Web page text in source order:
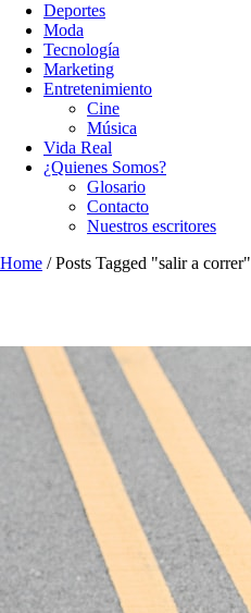
Deportes
Moda
Tecnología
Marketing
Entretenimiento
Cine
Música
Vida Real
¿Quienes Somos?
Glosario
Contacto
Nuestros escritores
Home /Posts Tagged "salir a correr"